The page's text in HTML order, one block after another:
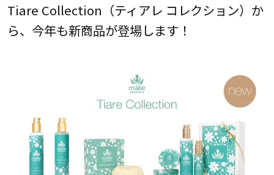
Tiare Collection（ティアレ コレクション）か
ら、今年も新商品が登場します！